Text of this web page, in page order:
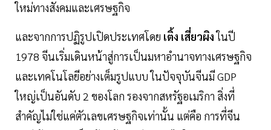
ใหม่ทางสังคมและเศรษฐกิจ
และจากการปฏิรูปเปิดประเทศโดย เติ้ง เสี่ยวผิงในปี
1978 จีนเริ่มเดินหน้าสู่การเป็นมหาอำนาจทางเศรษฐกิจ
และเทคโนโลยีอย่างเต็มรูปแบบ ในปัจจุบันจีนมี GDP
ใหญ่เป็นอันดับ 2 ของโลก รองจากสหรัฐอเมริกา สิ่งที่
สำคัญไม่ใช่แค่ตัวเลขเศรษฐกิจเท่านั้น แต่คือ การที่จีน